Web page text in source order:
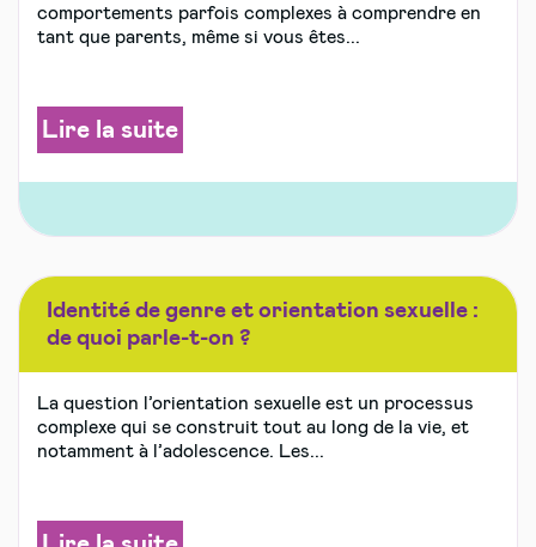
comportements parfois complexes à comprendre en
tant que parents, même si vous êtes...
Lire la suite
Identité de genre et orientation sexuelle :
de quoi parle-t-on ?
La question l’orientation sexuelle est un processus
complexe qui se construit tout au long de la vie, et
notamment à l’adolescence. Les...